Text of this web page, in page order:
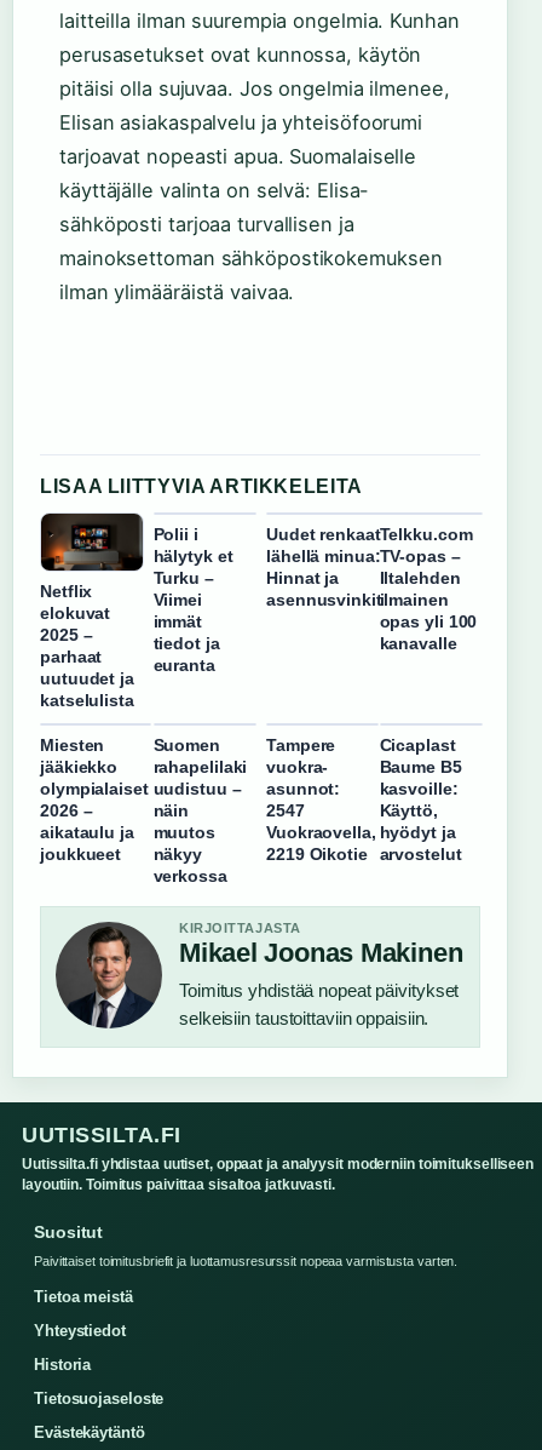
laitteilla ilman suurempia ongelmia. Kunhan
perusasetukset ovat kunnossa, käytön
pitäisi olla sujuvaa. Jos ongelmia ilmenee,
Elisan asiakaspalvelu ja yhteisöfoorumi
tarjoavat nopeasti apua. Suomalaiselle
käyttäjälle valinta on selvä: Elisa-
sähköposti tarjoaa turvallisen ja
mainoksettoman sähköpostikokemuksen
ilman ylimääräistä vaivaa.
LISAA LIITTYVIA ARTIKKELEITA
Netflix
elokuvat
2025 –
parhaat
uutuudet ja
katselulista
Polii i
hälytyk et
Turku –
Viimei
immät
tiedot ja
euranta
Uudet renkaat
lähellä minua:
Hinnat ja
asennusvinkit
Telkku.com
TV-opas –
Iltalehden
ilmainen
opas yli 100
kanavalle
Miesten
jääkiekko
olympialaiset
2026 –
aikataulu ja
joukkueet
Suomen
rahapelilaki
uudistuu –
näin
muutos
näkyy
verkossa
Tampere
vuokra-
asunnot:
2547
Vuokraovella,
2219 Oikotie
Cicaplast
Baume B5
kasvoille:
Käyttö,
hyödyt ja
arvostelut
KIRJOITTAJASTA
Mikael Joonas Makinen
Toimitus yhdistää nopeat päivitykset
selkeisiin taustoittaviin oppaisiin.
UUTISSILTA.FI
Uutissilta.fi yhdistaa uutiset, oppaat ja analyysit moderniin toimitukselliseen
layoutiin. Toimitus paivittaa sisaltoa jatkuvasti.
Suositut
Paivittaiset toimitusbriefit ja luottamusresurssit nopeaa varmistusta varten.
Tietoa meistä
Yhteystiedot
Historia
Tietosuojaseloste
Evästekäytäntö